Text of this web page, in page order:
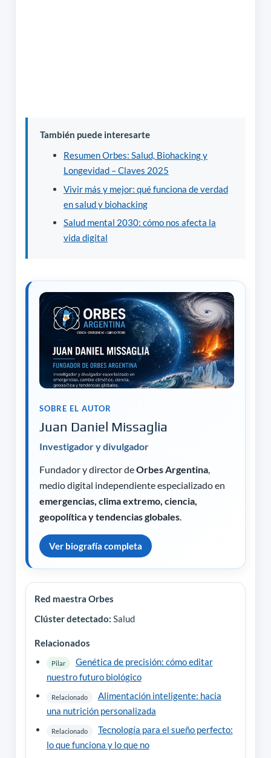
También puede interesarte
Resumen Orbes: Salud, Biohacking y
Longevidad – Claves 2025
Vivir más y mejor: qué funciona de verdad
en salud y biohacking
Salud mental 2030: cómo nos afecta la
vida digital
SOBRE EL AUTOR
Juan Daniel Missaglia
Investigador y divulgador
Fundador y director deOrbes Argentina,
medio digital independiente especializado en
emergencias, clima extremo, ciencia,
geopolítica y tendencias globales.
Ver biografía completa
Red maestra Orbes
Clúster detectado: Salud
Relacionados
Pilar
Genética de precisión: cómo editar
nuestro futuro biológico
Relacionado
Alimentación inteligente: hacia
una nutrición personalizada
Relacionado
Tecnología para el sueño perfecto:
lo que funciona y lo que no